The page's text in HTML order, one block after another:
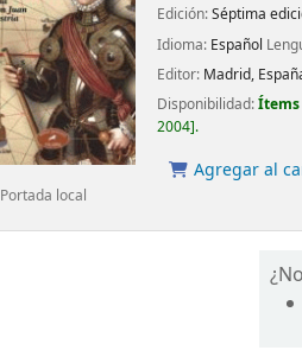
Portada local
Edición:Séptima
Idioma: Español
Editor: Madrid,
Disponibilidad:
2004 .
Agregar al